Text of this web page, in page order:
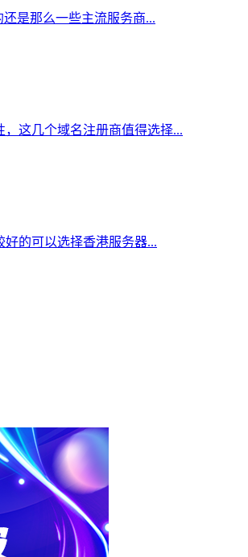
是那么一些主流服务商...
这几个域名注册商值得选择...
的可以选择香港服务器...